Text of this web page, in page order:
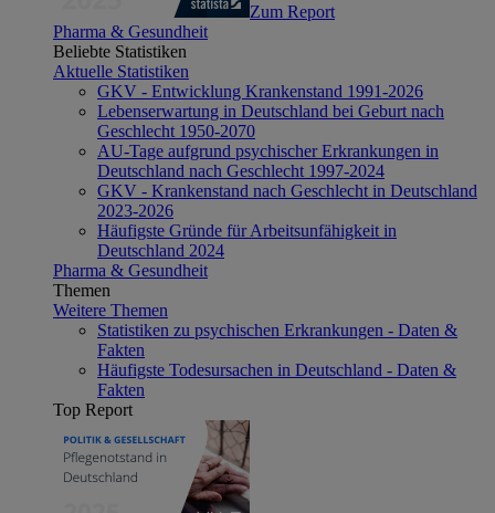
Zum Report
Pharma & Gesundheit
Beliebte Statistiken
Aktuelle Statistiken
GKV - Entwicklung Krankenstand 1991-2026
Lebenserwartung in Deutschland bei Geburt nach
Geschlecht 1950-2070
AU-Tage aufgrund psychischer Erkrankungen in
Deutschland nach Geschlecht 1997-2024
GKV - Krankenstand nach Geschlecht in Deutschland
2023-2026
Häufigste Gründe für Arbeitsunfähigkeit in
Deutschland 2024
Pharma & Gesundheit
Themen
Weitere Themen
Statistiken zu psychischen Erkrankungen - Daten &
Fakten
Häufigste Todesursachen in Deutschland - Daten &
Fakten
Top Report